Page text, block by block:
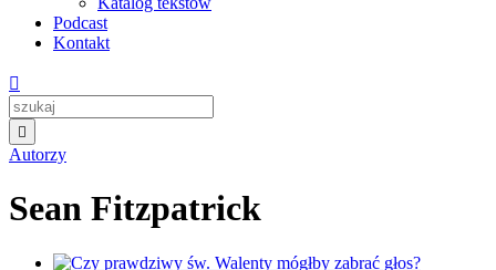
Podcast
Kontakt


Autorzy
Sean Fitzpatrick